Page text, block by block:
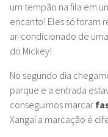
um tempão na fila em
encanto! Eles só foram
ar-condicionado de
do Mickey!
No segundo dia
parque e a entrada
conseguimos marcar
Xangai a marcação é